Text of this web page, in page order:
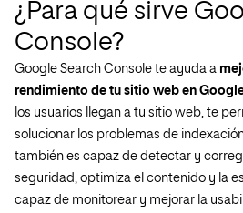
¿Para qué sirve
Console?
Google Search Console te ayuda a
rendimiento de tu sitio web en
los usuarios llegan a tu sitio web, te
solucionar los problemas de
también es capaz de detectar y
seguridad, optimiza el contenido y la
capaz de monitorear y mejorar la